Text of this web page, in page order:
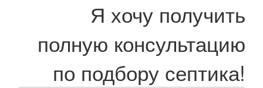
Я хочу получить
полную консультацию
по подбору септика!